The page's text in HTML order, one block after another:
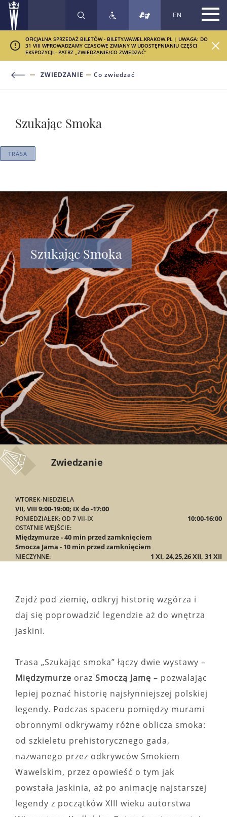
SZUKAJ EN
OFICJALNA SPRZEDAŻ BILETÓW - BILETY.WAWEL.KRAKOW.PL | UWAGA: DO
31 VIII WPROWADZAMY CZASOWE ZMIANY W UDOSTĘPNIANIU CZĘŚCI
EKSPOZYCJI - PATRZ „ZWIEDZANIE/CO ZWIEDZAĆ”
ZWIEDZANIE Co zwiedzać
Szukając Smoka
TRASA
Szukając Smoka
Zwiedzanie
WTOREK-NIEDZIELA
VII, VIII 9:00-19:00; IX do -17:00
PONIEDZIAŁEK: OD 7 VII-IX 10:00-16:00
OSTATNIE WEJŚCIE:
Międzymurze - 40 min przed zamknięciem
Smocza Jama - 10 min przed zamknięciem
NIECZYNNE: 1 XI, 24,25,26 XII, 31 XII
Zejdź pod ziemię, odkryj historię wzgórza i
daj się poprowadzić legendzie aż do wnętrza
jaskini.
Trasa „Szukając smoka” łączy dwie wystawy –
Międzymurze oraz Smoczą Jamę – pozwalając
lepiej poznać historię najsłynniejszej polskiej
legendy. Podczas spaceru pomiędzy murami
obronnymi odkrywamy różne oblicza smoka:
od szkieletu prehistorycznego gada,
nazwanego przez odkrywców Smokiem
Wawelskim, przez opowieść o tym jak
powstała jaskinia, aż po animację najstarszej
legendy z początków XIII wieku autorstwa